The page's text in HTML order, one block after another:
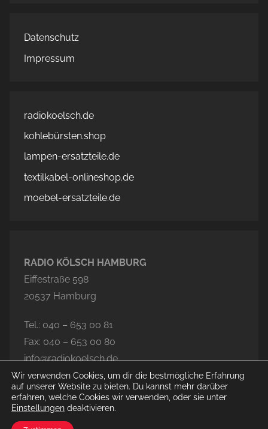
Datenschutz
Impressum
radiokoelsch.de
kohlebürsten.shop
lampen-ersatzteile.de
textilkabel-onlineshop.de
moebel-ersatzteile.de
RADIO KÖLSCH HAMBURG
Eiffestraße 598
20537 Hamburg
Tel.: 040 – 653 00 81
Fax: 040 – 653 00 80
info@radiokoelsch.de
Wir verwenden Cookies, um dir die bestmögliche Erfahrung
auf unserer Website zu bieten. Du kannst mehr darüber
erfahren, welche Cookies wir verwenden, oder sie unter
Einstellungen deaktivieren.